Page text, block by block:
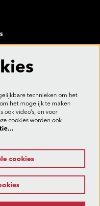
met de
technieken om het
het mogelijk te maken
video’s, en voor
cookies worden ook
cookies